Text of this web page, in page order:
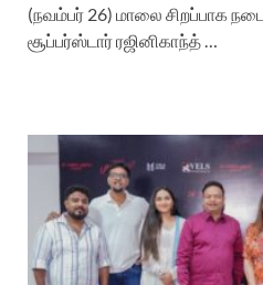
(நவம்பர் 26) மாலை சிறப்பாக
சூப்பர்ஸ்டார் ரஜினிகாந்த் …